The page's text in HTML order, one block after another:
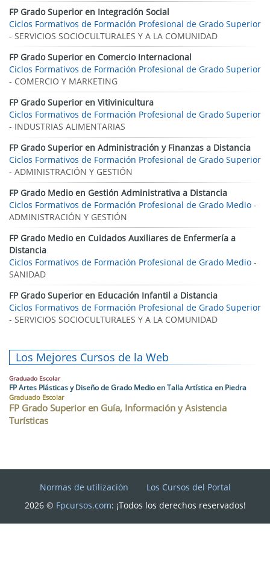
FP Grado Superior en Integración Social
Ciclos Formativos de Formación Profesional de Grado Superior
- SERVICIOS SOCIOCULTURALES Y A LA COMUNIDAD
FP Grado Superior en Comercio Internacional
Ciclos Formativos de Formación Profesional de Grado Superior
- COMERCIO Y MARKETING
FP Grado Superior en Vitivinicultura
Ciclos Formativos de Formación Profesional de Grado Superior
- INDUSTRIAS ALIMENTARIAS
FP Grado Superior en Administración y Finanzas a Distancia
Ciclos Formativos de Formación Profesional de Grado Superior
- ADMINISTRACIÓN Y GESTIÓN
FP Grado Medio en Gestión Administrativa a Distancia
Ciclos Formativos de Formación Profesional de Grado Medio -
ADMINISTRACIÓN Y GESTIÓN
FP Grado Medio en Cuidados Auxiliares de Enfermería a
Distancia
Ciclos Formativos de Formación Profesional de Grado Medio -
SANIDAD
FP Grado Superior en Educación Infantil a Distancia
Ciclos Formativos de Formación Profesional de Grado Superior
- SERVICIOS SOCIOCULTURALES Y A LA COMUNIDAD
Los Mejores Cursos de la Web
Graduado Escolar
FP Artes Plásticas y Diseño de Grado Medio en Talla Artística en Piedra
Graduado Escolar
FP Grado Superior en Guía, Información y Asistencia
Turísticas
Normas de utilización
Los Cursos del Portal
2026 © Fpcursos.com: ¡Todos los derechos reservados!